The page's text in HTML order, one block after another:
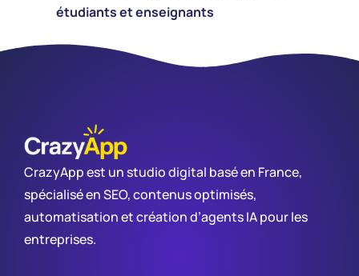
étudiants et enseignants
CrazyApp est un studio digital basé en France,
spécialisé en SEO, contenus optimisés,
automatisation et création d’agents IA pour les
entreprises.